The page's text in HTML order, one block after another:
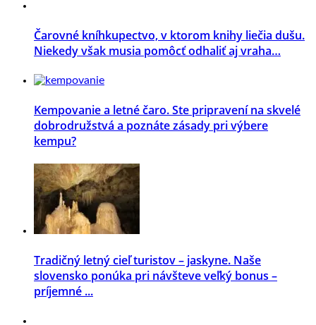
Čarovné kníhkupectvo, v ktorom knihy liečia dušu.
Niekedy však musia pomôcť odhaliť aj vraha…
Kempovanie a letné čaro. Ste pripravení na skvelé
dobrodružstvá a poznáte zásady pri výbere
kempu?
Tradičný letný cieľ turistov – jaskyne. Naše
slovensko ponúka pri návšteve veľký bonus –
príjemné ...